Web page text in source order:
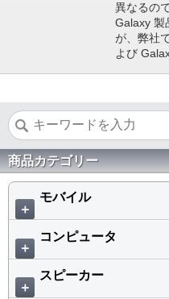
異なるの
Galaxy 製
が、弊社
よび
商品カテゴリー
＋
モバイル
＋
コンピュータ
＋
スピーカー